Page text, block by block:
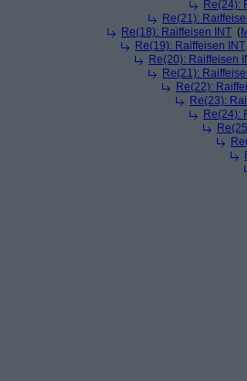
Re(24):
Re(21):
Re(18): Raiffeisen INT (
Re(19): Raiffeisen INT
Re(20): Raiffeisen
Re(21):
Re(22):
Re(23):
Re(24):